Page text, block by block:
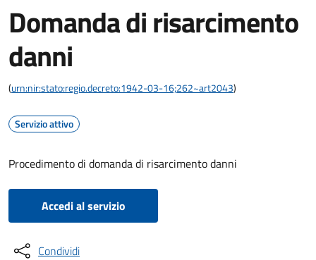
Domanda di risarcimento
danni
(urn:nir:stato:regio.decreto:1942-03-16;262~art2043)
Servizio attivo
Procedimento di domanda di risarcimento danni
Accedi al servizio
Condividi